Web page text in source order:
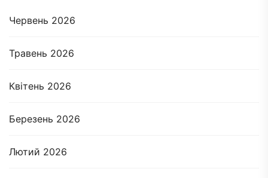
Червень 2026
Травень 2026
Квітень 2026
Березень 2026
Лютий 2026